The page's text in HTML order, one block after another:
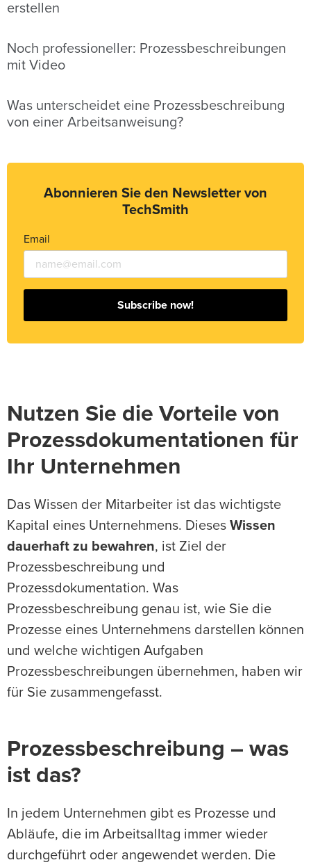
erstellen
Noch professioneller: Prozessbeschreibungen
mit Video
Was unterscheidet eine Prozessbeschreibung
von einer Arbeitsanweisung?
Abonnieren Sie den Newsletter von
TechSmith
Email
Subscribe now!
Nutzen Sie die Vorteile von
Prozessdokumentationen für
Ihr Unternehmen
Das Wissen der Mitarbeiter ist das wichtigste
Kapital eines Unternehmens. Dieses Wissen
dauerhaft zu bewahren, ist Ziel der
Prozessbeschreibung und
Prozessdokumentation. Was
Prozessbeschreibung genau ist, wie Sie die
Prozesse eines Unternehmens darstellen können
und welche wichtigen Aufgaben
Prozessbeschreibungen übernehmen, haben wir
für Sie zusammengefasst.
Prozessbeschreibung – was
ist das?
In jedem Unternehmen gibt es Prozesse und
Abläufe, die im Arbeitsalltag immer wieder
durchgeführt oder angewendet werden. Die